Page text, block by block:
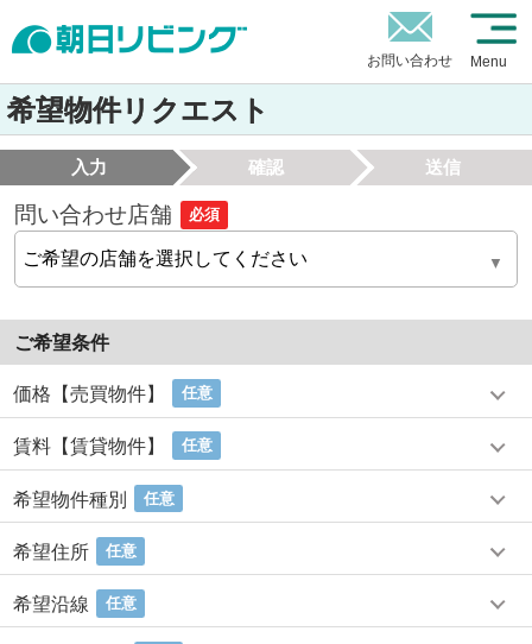
お問い合わせ Menu
希望物件リクエスト
入力 確認 送信
問い合わせ店舗 必須
ご希望条件
価格【売買物件】 任意
賃料【賃貸物件】 任意
希望物件種別 任意
希望住所 任意
希望沿線 任意